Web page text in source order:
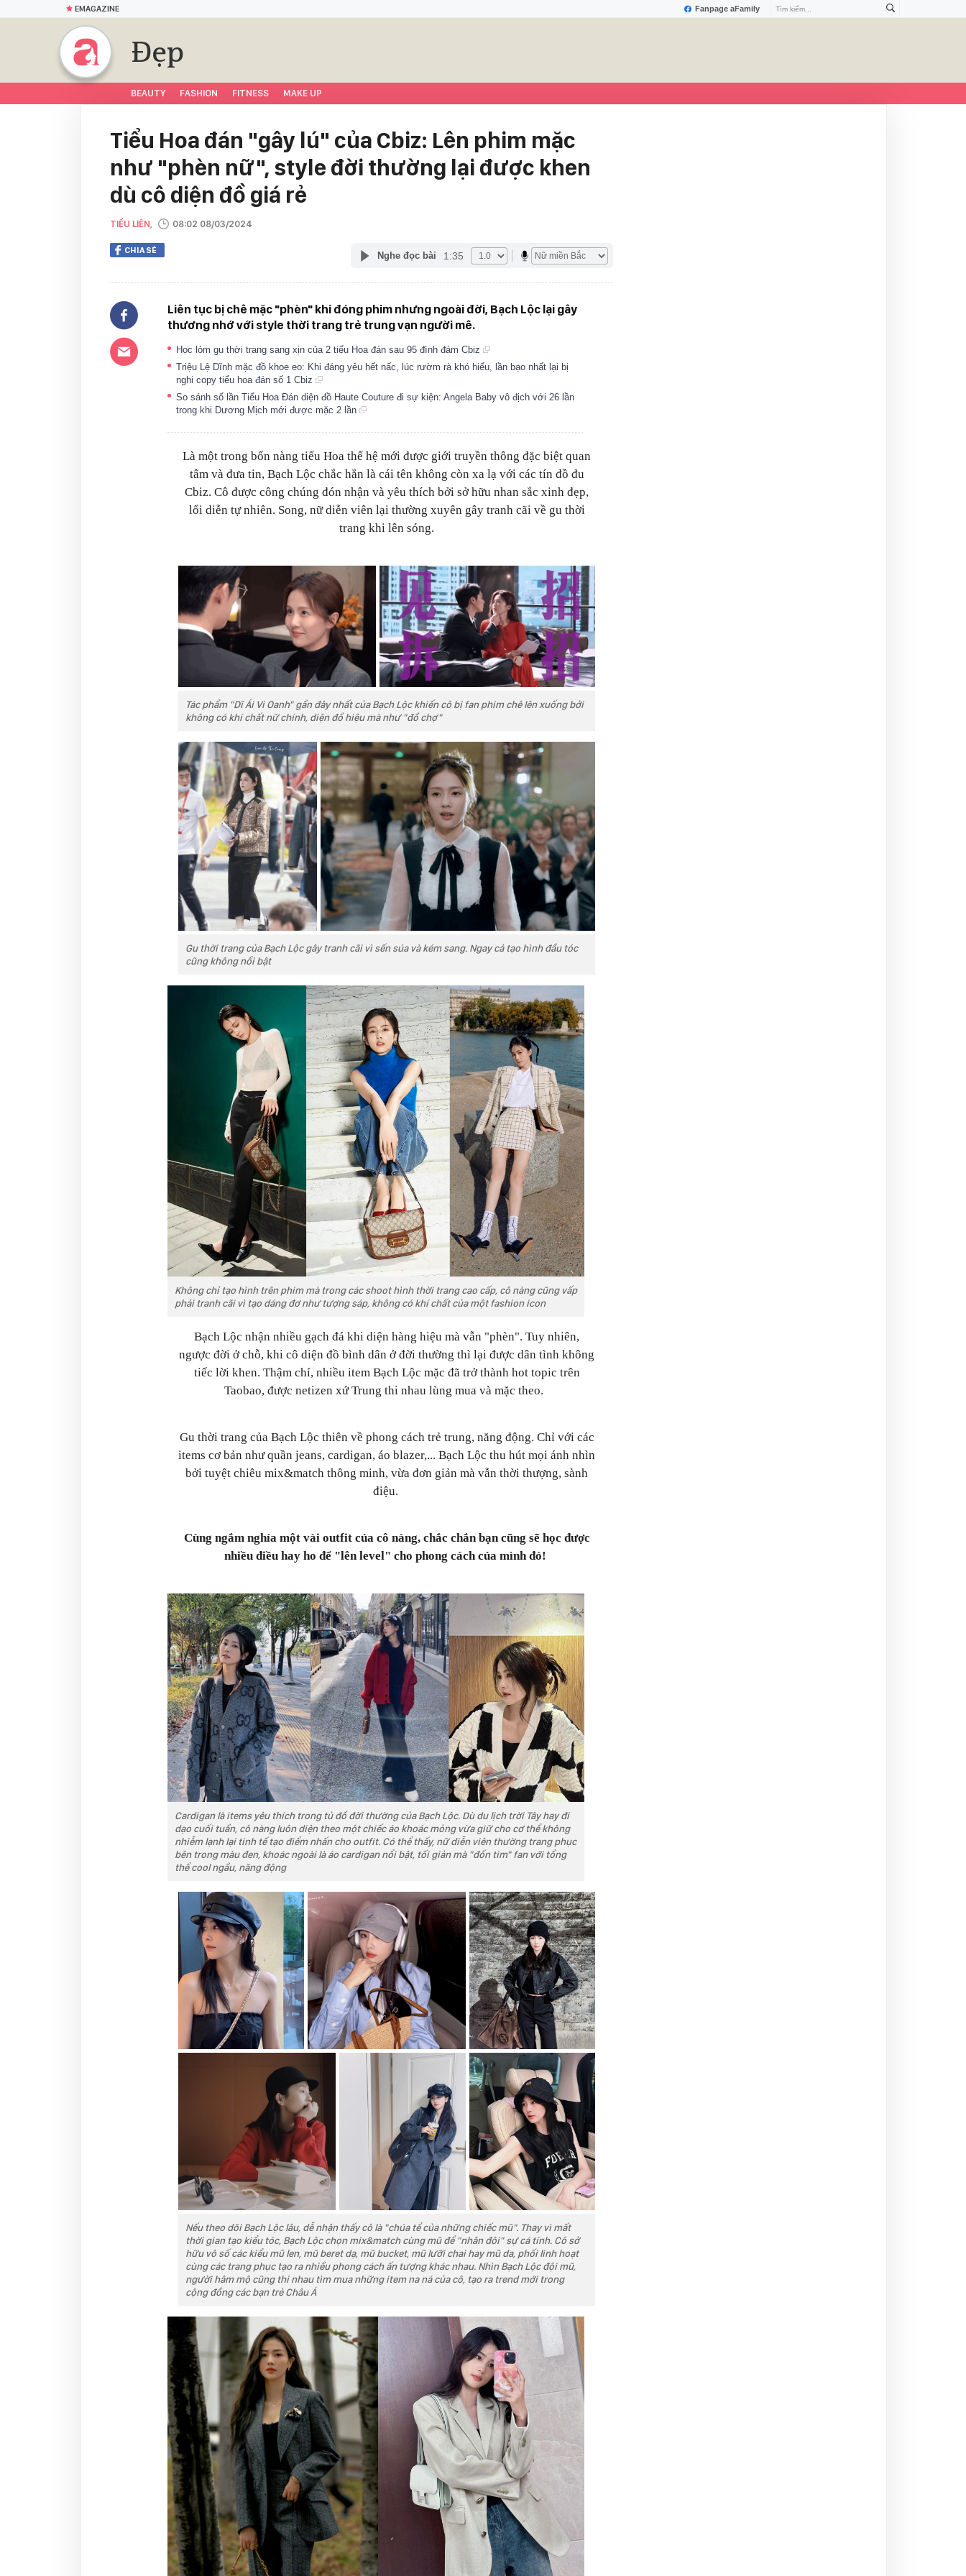
Fanpage aFamily
EMAGAZINE
Đẹp
BEAUTY FASHION FITNESS MAKE UP
Tiểu Hoa đán "gây lú" của Cbiz: Lên phim mặc
như "phèn nữ", style đời thường lại được khen
dù cô diện đồ giá rẻ
TIỂU LIÊN, 08:02 08/03/2024
CHIA SẺ Nghe đọc bài 1:35
Liên tục bị chê mặc "phèn" khi đóng phim nhưng ngoài đời, Bạch Lộc lại gây
thương nhớ với style thời trang trẻ trung vạn người mê.
Học lỏm gu thời trang sang xịn của 2 tiểu Hoa đán sau 95 đình đám Cbiz
Triệu Lệ Dĩnh mặc đồ khoe eo: Khi đáng yêu hết nấc, lúc rườm rà khó hiểu, lần bạo nhất lại bị
nghi copy tiểu hoa đán số 1 Cbiz
So sánh số lần Tiểu Hoa Đán diện đồ Haute Couture đi sự kiện: Angela Baby vô địch với 26 lần
trong khi Dương Mịch mới được mặc 2 lần
Là một trong bốn nàng tiểu Hoa thế hệ mới được giới truyền thông đặc biệt quan
tâm và đưa tin, Bạch Lộc chắc hẳn là cái tên không còn xa lạ với các tín đồ đu
Cbiz. Cô được công chúng đón nhận và yêu thích bởi sở hữu nhan sắc xinh đẹp,
lối diễn tự nhiên. Song, nữ diễn viên lại thường xuyên gây tranh cãi về gu thời
trang khi lên sóng.
Tác phẩm "Dĩ Ái Vi Oanh" gần đây nhất của Bạch Lộc khiến cô bị fan phim chê lên xuống bởi
không có khí chất nữ chính, diện đồ hiệu mà như "đồ chợ"
Gu thời trang của Bạch Lộc gây tranh cãi vì sến súa và kém sang. Ngay cả tạo hình đầu tóc
cũng không nổi bật
Không chỉ tạo hình trên phim mà trong các shoot hình thời trang cao cấp, cô nàng cũng vấp
phải tranh cãi vì tạo dáng đơ như tượng sáp, không có khí chất của một fashion icon
Bạch Lộc nhận nhiều gạch đá khi diện hàng hiệu mà vẫn "phèn". Tuy nhiên,
ngược đời ở chỗ, khi cô diện đồ bình dân ở đời thường thì lại được dân tình không
tiếc lời khen. Thậm chí, nhiều item Bạch Lộc mặc đã trở thành hot topic trên
Taobao, được netizen xứ Trung thi nhau lùng mua và mặc theo.
Gu thời trang của Bạch Lộc thiên về phong cách trẻ trung, năng động. Chỉ với các
items cơ bản như quần jeans, cardigan, áo blazer,... Bạch Lộc thu hút mọi ánh nhìn
bởi tuyệt chiêu mix&match thông minh, vừa đơn giản mà vẫn thời thượng, sành
điệu.
Cùng ngắm nghía một vài outfit của cô nàng, chắc chắn bạn cũng sẽ học được
nhiều điều hay ho để "lên level" cho phong cách của mình đó!
Cardigan là items yêu thích trong tủ đồ đời thường của Bạch Lộc. Dù du lịch trời Tây hay đi
dạo cuối tuần, cô nàng luôn diện theo một chiếc áo khoác mỏng vừa giữ cho cơ thể không
nhiễm lạnh lại tinh tế tạo điểm nhấn cho outfit. Có thể thấy, nữ diễn viên thường trang phục
bên trong màu đen, khoác ngoài là áo cardigan nổi bật, tối giản mà "đốn tim" fan với tổng
thể cool ngầu, năng động
Nếu theo dõi Bạch Lộc lâu, dễ nhận thấy cô là "chúa tể của những chiếc mũ". Thay vì mất
thời gian tạo kiểu tóc, Bạch Lộc chọn mix&match cùng mũ để "nhân đôi" sự cá tính. Cô sở
hữu vô số các kiểu mũ len, mũ beret dạ, mũ bucket, mũ lưỡi chai hay mũ da, phối linh hoạt
cùng các trang phục tạo ra nhiều phong cách ấn tượng khác nhau. Nhìn Bạch Lộc đội mũ,
người hâm mộ cũng thi nhau tìm mua những item na ná của cô, tạo ra trend mới trong
cộng đồng các bạn trẻ Châu Á